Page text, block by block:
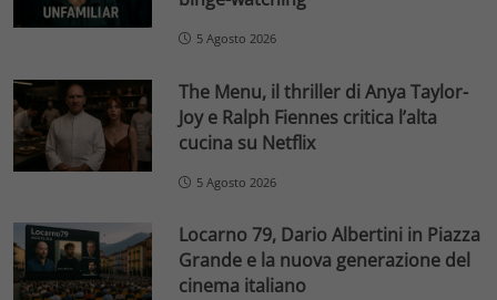
5 Agosto 2026
The Menu, il thriller di Anya Taylor-
Joy e Ralph Fiennes critica l’alta
cucina su Netflix
5 Agosto 2026
Locarno 79, Dario Albertini in Piazza
Grande e la nuova generazione del
cinema italiano